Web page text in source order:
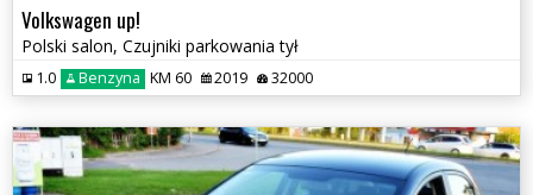
Volkswagen up!
Polski salon, Czujniki parkowania tył
1.0 Benzyna KM 60 2019 32000